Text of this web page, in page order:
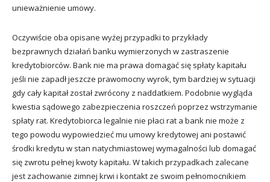
unieważnienie umowy.
Oczywiście oba opisane wyżej przypadki to przykłady
bezprawnych działań banku wymierzonych w zastraszenie
kredytobiorców. Bank nie ma prawa domagać się spłaty kapitału
jeśli nie zapadł jeszcze prawomocny wyrok, tym bardziej w sytuacji
gdy cały kapitał został zwrócony z naddatkiem. Podobnie wygląda
kwestia sądowego zabezpieczenia roszczeń poprzez wstrzymanie
spłaty rat. Kredytobiorca legalnie nie płaci rat a bank nie może z
tego powodu wypowiedzieć mu umowy kredytowej ani postawić
środki kredytu w stan natychmiastowej wymagalności lub domagać
się zwrotu pełnej kwoty kapitału. W takich przypadkach zalecane
jest zachowanie zimnej krwi i kontakt ze swoim pełnomocnikiem